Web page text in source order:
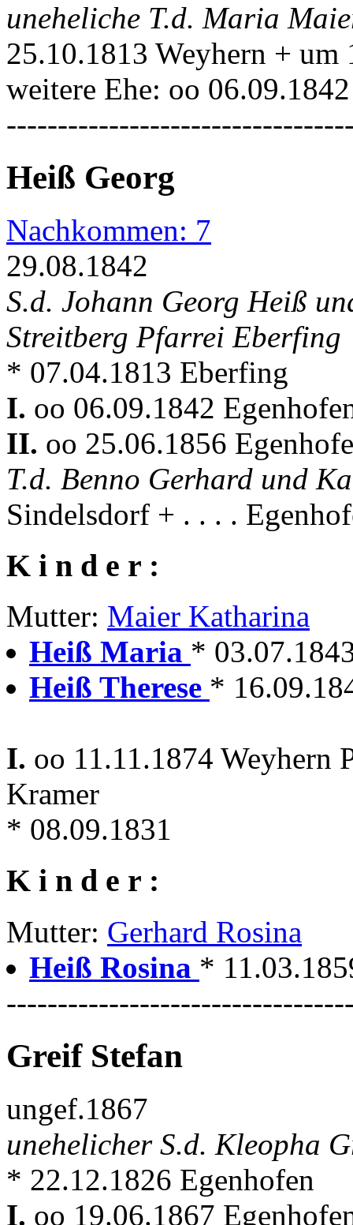
uneheliche T.d. Maria
25.10.1813 Weyhern + um
weitere Ehe: oo
Heiß Georg
Nachkommen: 7
29.08.1842
S.d. Johann Georg Heiß
Streitberg Pfarrei Eberfing
* 07.04.1813 Eberfing
I. oo 06.09.1842
II. oo 25.06.1856
T.d. Benno Gerhard und
Sindelsdorf + . . . .
K i n d e r :
Mutter: Maier Katharina
Heiß Maria *
Heiß Therese *
I. oo 11.11.1874 Weyhern
Kramer
* 08.09.1831
K i n d e r :
Mutter: Gerhard Rosina
Heiß Rosina *
Greif Stefan
ungef.1867
unehelicher S.d. Kleopha
* 22.12.1826 Egenhofen
I. oo 19.06.1867